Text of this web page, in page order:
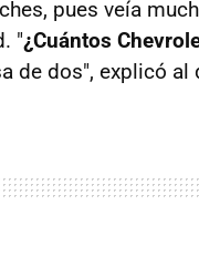
pues veía
"¿Cuántos
de dos", explicó al